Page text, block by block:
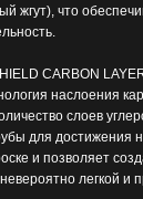
жгут), что
CARBON
наслоения
слоев
для достижения
и позволяет
легкой и